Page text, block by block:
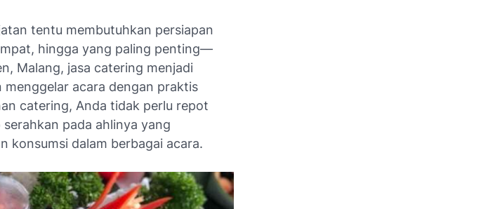
tentu membutuhkan persiapan
hingga yang paling penting—
Malang, jasa catering menjadi
acara dengan praktis
catering, Anda tidak perlu repot
pada ahlinya yang
konsumsi dalam berbagai acara.